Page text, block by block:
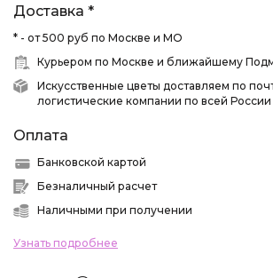
Доставка *
* - от 500 руб по Москве и МО
Курьером по Москве и ближайшему
Искусственные цветы доставляем по
логистические компании по всей России
Оплата
Банковской картой
Безналичный расчет
Наличными при получении
Узнать подробнее